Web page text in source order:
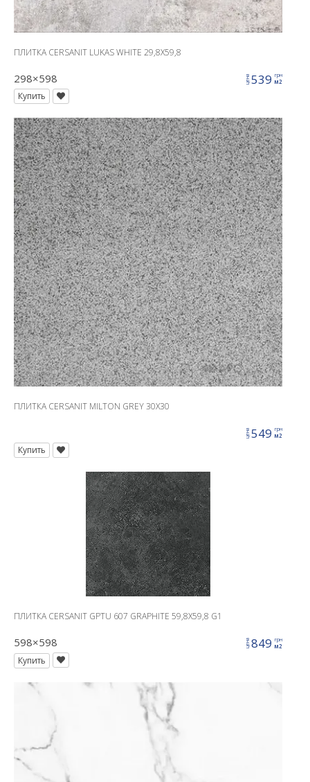
ПЛИТКА CERSANIT LUKAS WHITE 29,8X59,8
298×598 цена 539 грн
м2
Купить
ПЛИТКА CERSANIT MILTON GREY 30X30
цена549 грн
м2
Купить
ПЛИТКА CERSANIT GPTU 607 GRAPHITE 59,8X59,8 G1
598×598 цена849 грн
м2
Купить